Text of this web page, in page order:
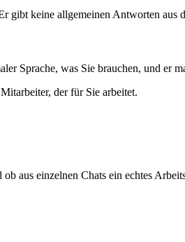
gibt keine allgemeinen Antworten aus
Sprache, was Sie brauchen, und er
der für Sie arbeitet.
aus einzelnen Chats ein echtes